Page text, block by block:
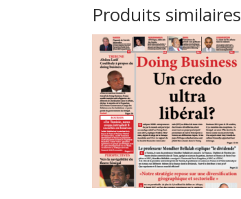
Produits similaires